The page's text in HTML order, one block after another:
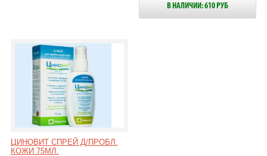
В НАЛИЧИИ: 610 РУБ
ЦИНОВИТ СПРЕЙ Д/ПРОБЛ.
КОЖИ 75МЛ.